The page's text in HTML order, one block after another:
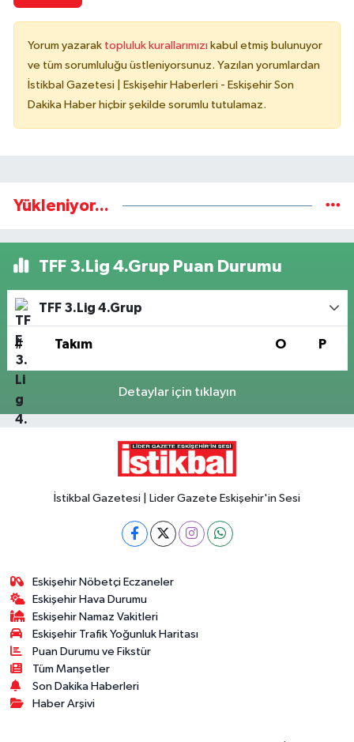
Yorum yazarak topluluk kurallarımızı kabul etmiş bulunuyor
ve tüm sorumluluğu üstleniyorsunuz. Yazılan yorumlardan
İstikbal Gazetesi | Eskişehir Haberleri - Eskişehir Son
Dakika Haber hiçbir şekilde sorumlu tutulamaz.
Yükleniyor...
TFF 3.Lig 4.Grup Puan Durumu
TFF 3.Lig 4.Grup
# Takım O P
Detaylar için tıklayın
İstikbal Gazetesi | Lider Gazete Eskişehir'in Sesi
Eskişehir Nöbetçi Eczaneler
Eskişehir Hava Durumu
Eskişehir Namaz Vakitleri
Eskişehir Trafik Yoğunluk Haritası
Puan Durumu ve Fikstür
Tüm Manşetler
Son Dakika Haberleri
Haber Arşivi